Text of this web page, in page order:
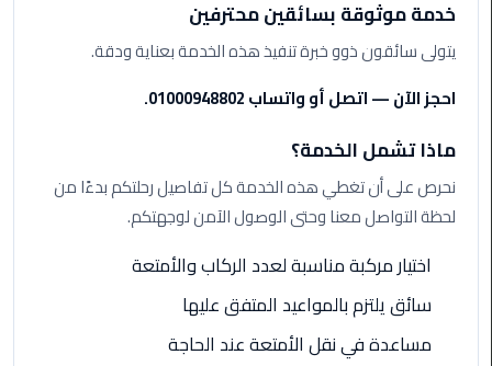
مرسيدس
ايجار
فى
ليموزين
مطار
الجديدة
ليموزين
الاسكندريه
خدمة موثوقة بسائقين محترفين
يتولى سائقون ذوو خبرة تنفيذ هذه الخدمة بعناية ودقة.
احجز الآن — اتصل أو واتساب 01000948802.
ماذا تشمل الخدمة؟
نحرص على أن تغطي هذه الخدمة كل تفاصيل رحلتكم بدءًا من
لحظة التواصل معنا وحتى الوصول الآمن لوجهتكم.
اختيار مركبة مناسبة لعدد الركاب والأمتعة
سائق يلتزم بالمواعيد المتفق عليها
مساعدة في نقل الأمتعة عند الحاجة